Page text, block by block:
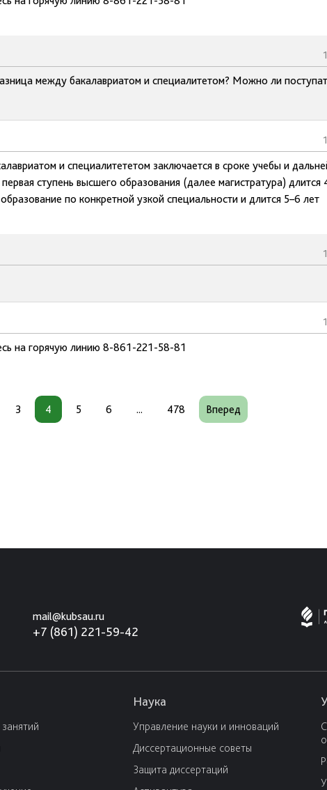
между бакалавриатом и специалитетом? Можно ли
и специалитететом заключается в сроке учебы и
ступень высшего образования (далее магистратура) длится
по конкретной узкой специальности и длится 5–6 лет
на горячую линию 8-861-221-58-81
3 4 5 6 ... 478 Вперед
mail@kubsau.ru
+7 (861) 221-59-42
Наука
Управление науки и инноваций
Диссертационные советы
Защита диссертаций